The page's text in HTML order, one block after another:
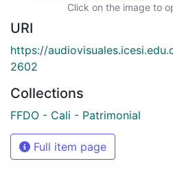
Click on the image to
URI
https://
2602
Collections
FFDO - Cali - Patrimonial
Full item page